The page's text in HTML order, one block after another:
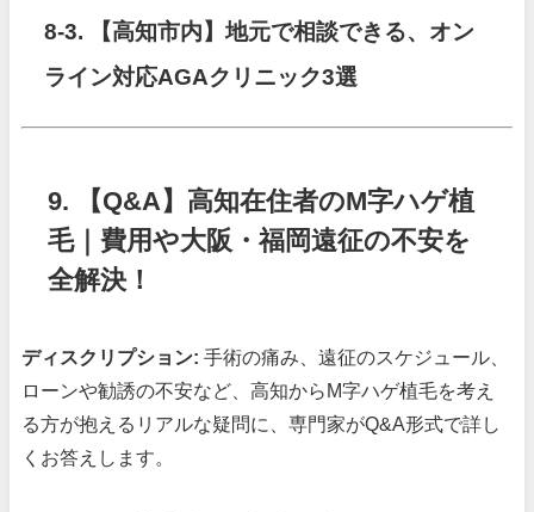
8-3.
【高知市内】地元で相談できる、オン
ライン対応AGAクリニック3選
9. 【Q&A】高知在住者のM字ハゲ植
毛｜費用や大阪・福岡遠征の不安を
全解決！
ディスクリプション: 手術の痛み、遠征のスケジュール、
ローンや勧誘の不安など、高知からM字ハゲ植毛を考え
る方が抱えるリアルな疑問に、専門家がQ&A形式で詳し
くお答えします。